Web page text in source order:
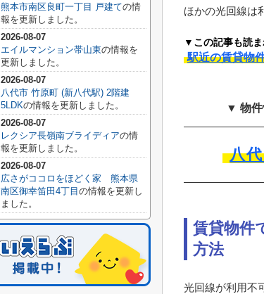
ほかの光回線は
▼この記事も読
駅近の賃貸物
▼ 物件
八
賃貸物件
方法
光回線が利用不
熊本市南区良町一丁目 戸建ての情
報を更新しました。
2026-08-07
エイルマンション帯山東の情報を
更新しました。
2026-08-07
八代市 竹原町 (新八代駅) 2階建
5LDKの情報を更新しました。
2026-08-07
レクシア長嶺南ブライディアの情
報を更新しました。
2026-08-07
広さがココロをほどく家 熊本県
南区御幸笛田4丁目 の情報を更新し
ました。